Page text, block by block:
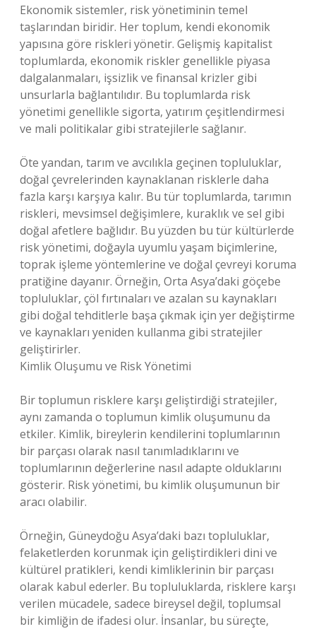
Ekonomik sistemler, risk yönetiminin temel
taşlarından biridir. Her toplum, kendi ekonomik
yapısına göre riskleri yönetir. Gelişmiş kapitalist
toplumlarda, ekonomik riskler genellikle piyasa
dalgalanmaları, işsizlik ve finansal krizler gibi
unsurlarla bağlantılıdır. Bu toplumlarda risk
yönetimi genellikle sigorta, yatırım çeşitlendirmesi
ve mali politikalar gibi stratejilerle sağlanır.
Öte yandan, tarım ve avcılıkla geçinen topluluklar,
doğal çevrelerinden kaynaklanan risklerle daha
fazla karşı karşıya kalır. Bu tür toplumlarda, tarımın
riskleri, mevsimsel değişimlere, kuraklık ve sel gibi
doğal afetlere bağlıdır. Bu yüzden bu tür kültürlerde
risk yönetimi, doğayla uyumlu yaşam biçimlerine,
toprak işleme yöntemlerine ve doğal çevreyi koruma
pratiğine dayanır. Örneğin, Orta Asya’daki göçebe
topluluklar, çöl fırtınaları ve azalan su kaynakları
gibi doğal tehditlerle başa çıkmak için yer değiştirme
ve kaynakları yeniden kullanma gibi stratejiler
geliştirirler.
Kimlik Oluşumu ve Risk Yönetimi
Bir toplumun risklere karşı geliştirdiği stratejiler,
aynı zamanda o toplumun kimlik oluşumunu da
etkiler. Kimlik, bireylerin kendilerini toplumlarının
bir parçası olarak nasıl tanımladıklarını ve
toplumlarının değerlerine nasıl adapte olduklarını
gösterir. Risk yönetimi, bu kimlik oluşumunun bir
aracı olabilir.
Örneğin, Güneydoğu Asya’daki bazı topluluklar,
felaketlerden korunmak için geliştirdikleri dini ve
kültürel pratikleri, kendi kimliklerinin bir parçası
olarak kabul ederler. Bu topluluklarda, risklere karşı
verilen mücadele, sadece bireysel değil, toplumsal
bir kimliğin de ifadesi olur. İnsanlar, bu süreçte,